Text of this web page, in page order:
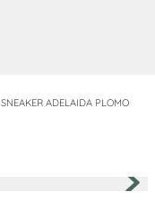
SNEAKER ADELAIDA PLOMO